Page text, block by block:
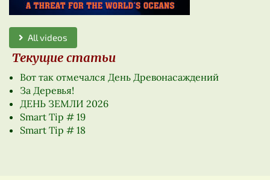
All videos
Текущие статьи
Вот так отмечался День Древонасаждений
За Деревья!
ДЕНЬ ЗЕМЛИ 2026
Smart Tip # 19
Smart Tip # 18